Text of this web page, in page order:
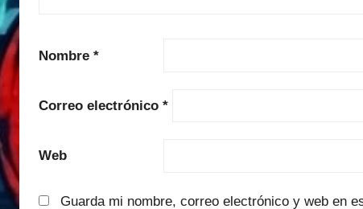
Nombre *
Correo electrónico *
Web
Guarda mi nombre, correo electrónico y web en